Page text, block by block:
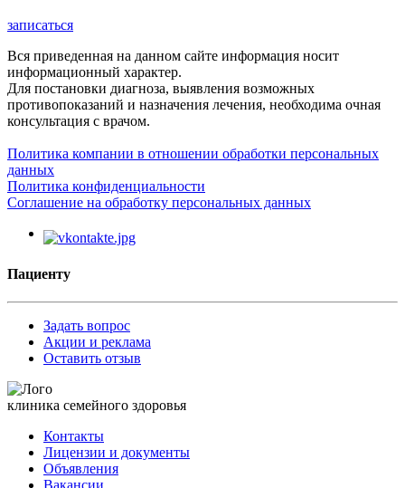
записаться
Вся приведенная на данном сайте информация носит
информационный характер.
Для постановки диагноза, выявления возможных
противопоказаний и назначения лечения, необходима очная
консультация с врачом.
Политика компании в отношении обработки персональных
данных
Политика конфиденциальности
Соглашение на обработку персональных данных
Пациенту
Задать вопрос
Акции и реклама
Оставить отзыв
клиника семейного здоровья
Контакты
Лицензии и документы
Объявления
Вакансии